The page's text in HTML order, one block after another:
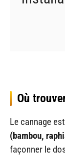
Où
Le cannage
(bambou,
façonner le